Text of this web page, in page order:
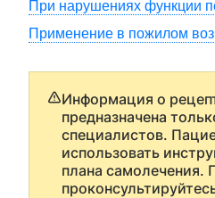
При нарушениях функции
Применение в пожилом
Информация о
предназначена
специалистов.
использовать
плана самолечения.